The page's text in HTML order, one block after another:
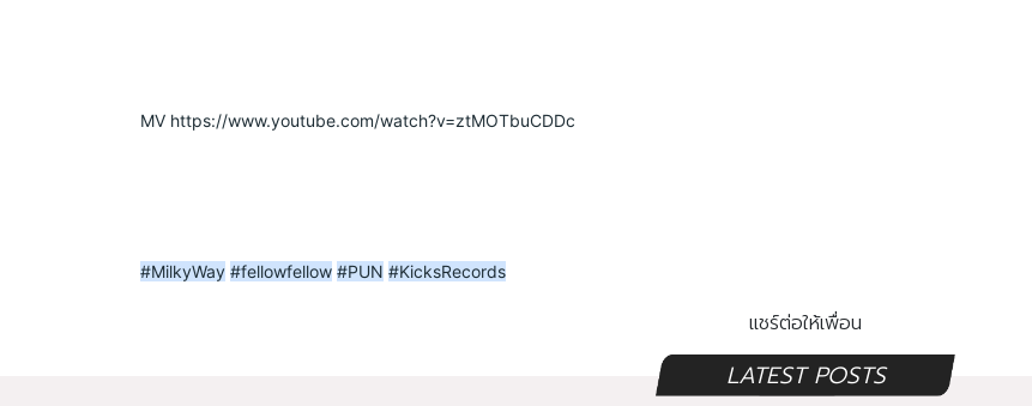
MV https://www.youtube.com/watch?v=ztMOTbuCDDc
#MilkyWay #fellowfellow #PUN #KicksRecords
แชร์ต่อให้เพื่อน
LATEST POSTS